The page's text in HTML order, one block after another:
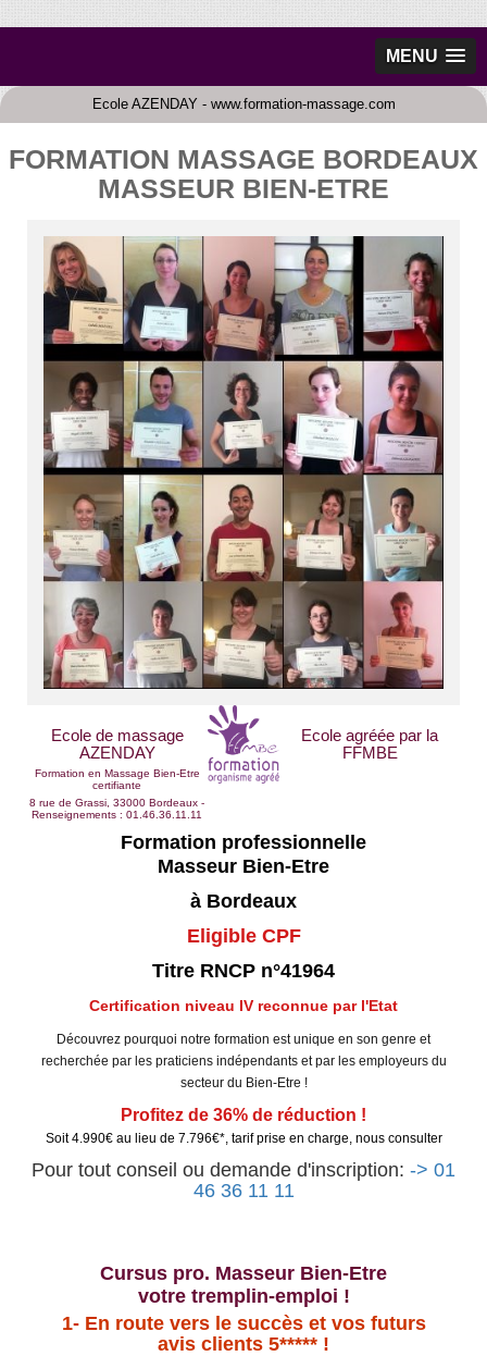
MENU
Ecole AZENDAY - www.formation-massage.com
FORMATION MASSAGE BORDEAUX
MASSEUR BIEN-ETRE
Ecole de massage
AZENDAY
Formation en Massage Bien-Etre
certifiante
8 rue de Grassi, 33000 Bordeaux -
Renseignements : 01.46.36.11.11
Ecole agréée par la
FFMBE
Formation professionnelle
Masseur Bien-Etre
à Bordeaux
Eligible CPF
Titre RNCP n°41964
Certification niveau IV reconnue par l'Etat
Découvrez pourquoi notre formation est unique en son genre et
recherchée par les praticiens indépendants et par les employeurs du
secteur du Bien-Etre !
Profitez de 36% de réduction !
Soit 4.990€ au lieu de 7.796€*, tarif prise en charge, nous consulter
Pour tout conseil ou demande d'inscription: -> 01
46 36 11 11
Cursus pro. Masseur Bien-Etre
votre tremplin-emploi !
1- En route vers le succès et vos futurs
avis clients 5***** !